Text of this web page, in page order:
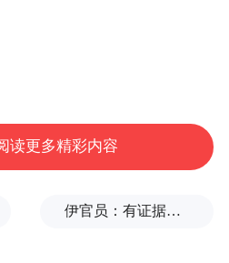
读更多精彩内容
伊官员：有证据显示美军使用磷弹轰炸伊朗多地